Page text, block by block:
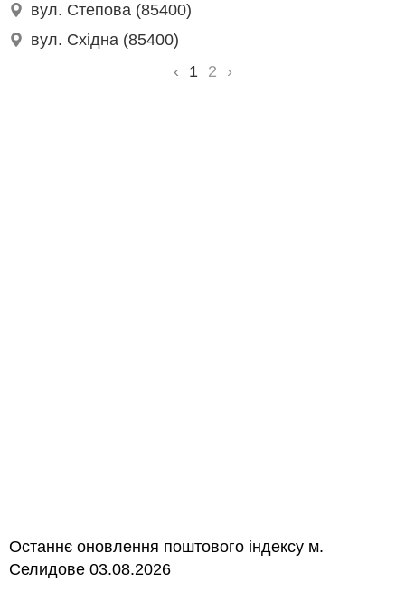
вул. Степова (85400)
вул. Східна (85400)
‹
1 2 ›
Останнє оновлення поштового індексу м.
Селидове 03.08.2026